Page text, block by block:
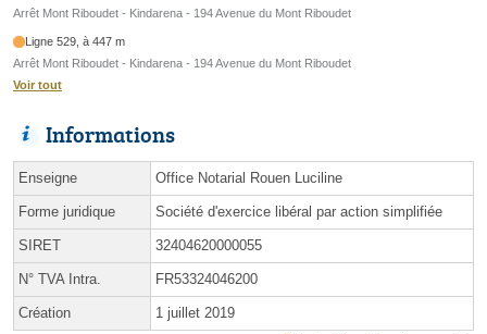
Arrêt Mont Riboudet - Kindarena - 194 Avenue du Mont Riboudet
Ligne 529, à 447 m
Arrêt Mont Riboudet - Kindarena - 194 Avenue du Mont Riboudet
Voir tout
Informations
Enseigne Office Notarial Rouen Luciline
Forme juridique Société d'exercice libéral par action simplifiée
SIRET 32404620000055
N° TVA Intra. FR53324046200
Création 1 juillet 2019